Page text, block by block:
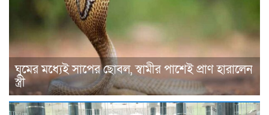
ঘুমের মধ্যেই সাপের ছোবল, স্বামীর পাশেই প্রাণ হারালেন
স্ত্রী